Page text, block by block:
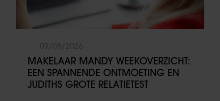
MAKELAAR MANDY WEEKOVERZICHT:
EEN SPANNENDE ONTMOETING EN
JUDITHS GROTE RELATIETEST